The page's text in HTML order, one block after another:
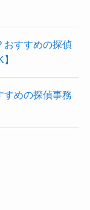
おすすめの探偵
すめの探偵事務